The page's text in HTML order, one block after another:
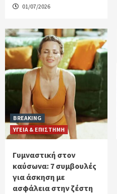
01/07/2026
BREAKING
ΥΓΕΙΑ & ΕΠΙΣΤΗΜΗ
Γυμναστική στον
καύσωνα: 7 συμβουλές
για άσκηση με
ασφάλεια στην ζέστη